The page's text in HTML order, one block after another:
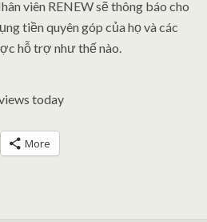
viên RENEW sẽ thông báo cho
tiền quyên góp của họ và các
hỗ trợ như thế nào.
today
More